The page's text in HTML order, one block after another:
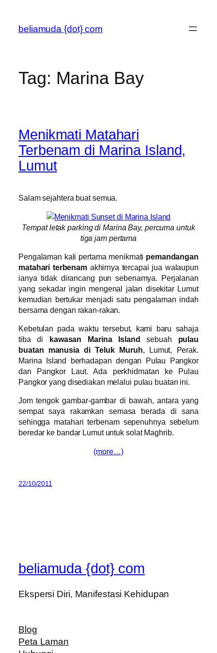
content
beliamuda {dot} com
Tag: Marina Bay
Menikmati Matahari
Terbenam di Marina Island,
Lumut
Salam sejahtera buat semua.
Tempat letak parking di Marina Bay, percuma untuk
tiga jam pertama
Pengalaman kali pertama menikmati pemandangan
matahari terbenam akhirnya tercapai jua walaupun
ianya tidak dirancang pun sebenarnya. Perjalanan
yang sekadar ingin mengenal jalan disekitar Lumut
kemudian bertukar menjadi satu pengalaman indah
bersama dengan rakan-rakan.
Kebetulan pada waktu tersebut, kami baru sahaja
tiba di kawasan Marina Island sebuah pulau
buatan manusia di Teluk Muruh, Lumut, Perak.
Marina Island berhadapan dengan Pulau Pangkor
dan Pangkor Laut. Ada perkhidmatan ke Pulau
Pangkor yang disediakan melalui pulau buatan ini.
Jom tengok gambar-gambar di bawah, antara yang
sempat saya rakamkan semasa berada di sana
sehingga matahari terbenam sepenuhnya sebelum
beredar ke bandar Lumut untuk solat Maghrib.
(more…)
22/10/2011
beliamuda {dot} com
Ekspersi Diri, Manifestasi Kehidupan
Blog
Peta Laman